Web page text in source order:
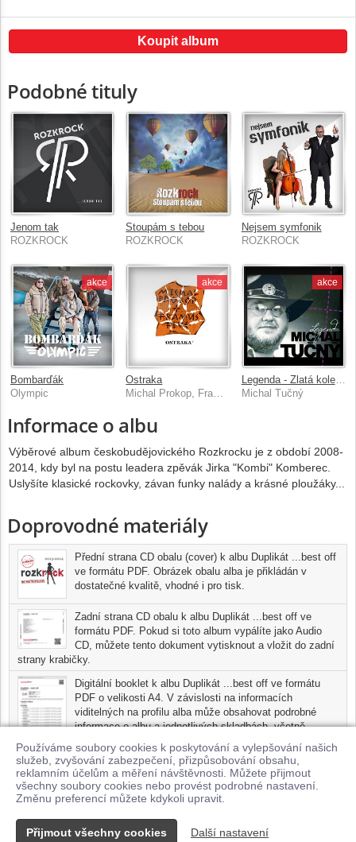
Používáme soubory cookies k poskytování a vylepšování našich
služeb, zvyšování zabezpečení, přizpůsobování obsahu,
reklamním účelům a měření návštěvnosti. Můžete přijmout
všechny soubory cookies nebo provést podrobné nastavení.
Změnu preferencí můžete kdykoli upravit.
Přijmout všechny cookies Další nastavení
Koupit album
Podobné tituly
Jenom tak
ROZKROCK
Stoupám s tebou
ROZKROCK
Nejsem symfonik
ROZKROCK
akce
Bombarďák
Olympic
akce
Ostraka
Michal Prokop, Framus Five
akce
Legenda - Zlatá kolekce
Michal Tučný
Informace o albu
Výběrové album českobudějovického Rozkrocku je z období 2008-
2014, kdy byl na postu leadera zpěvák Jirka "Kombi" Komberec.
Uslyšíte klasické rockovky, závan funky nalády a krásné ploužáky...
Doprovodné materiály
Přední strana CD obalu (cover) k albu Duplikát ...best off
ve formátu PDF. Obrázek obalu alba je přikládán v
dostatečné kvalitě, vhodné i pro tisk.
Zadní strana CD obalu k albu Duplikát ...best off ve
formátu PDF. Pokud si toto album vypálíte jako Audio
CD, můžete tento dokument vytisknout a vložit do zadní
strany krabičky.
Digitální booklet k albu Duplikát ...best off ve formátu
PDF o velikosti A4. V závislosti na informacích
viditelných na profilu alba může obsahovat podrobné
informace o albu a jednotlivých skladbách, včetně
seznamu participujících umělců, přesného data a místa
nahrání pro každou ze skladeb. Digitální booklet je tisknutelnou
variantou profilu alba.
Pro možnost stažení doprovodných materiálů je nutné mít zakoupenu
minimálně jednu skladbu z tohoto alba.